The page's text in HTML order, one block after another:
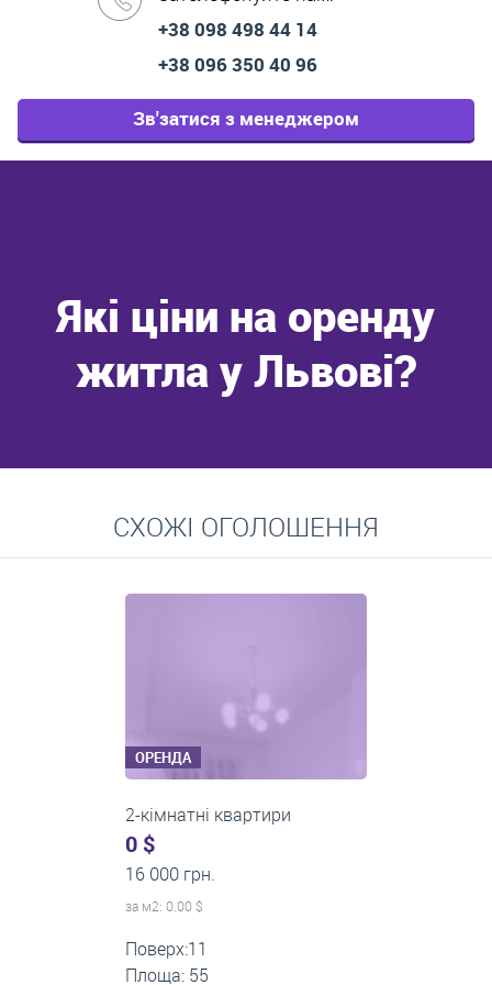
+38 098 498 44 14
+38 096 350 40 96
Зв'затися з менеджером
Які ціни на оренду
житла у Львові?
Середні ціни на довготривалу оренду квартир, особняків,
кімнат
СХОЖІ ОГОЛОШЕННЯ
ОРЕНДА
2-кімнатні квартири
0 $
14 000 грн.
за м2: 0.00 $
Поверх:5
Площа: 50